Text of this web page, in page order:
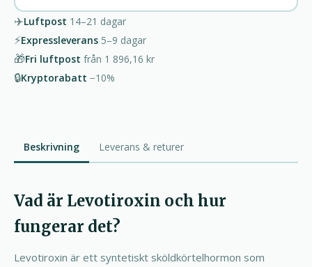
✈️Luftpost 14–21 dagar
⚡Expressleverans 5–9 dagar
🎁Fri luftpost från 1 896,16 kr
🔒Kryptorabatt −10%
Beskrivning Leverans & returer
Vad är Levotiroxin och hur
fungerar det?
Levotiroxin är ett syntetiskt sköldkörtelhormon som